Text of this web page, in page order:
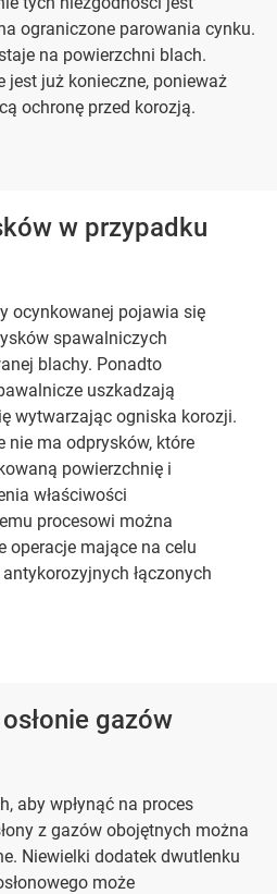
ograniczone parowania cynku.
na powierzchni blach.
jest już konieczne, ponieważ
ochronę przed korozją.
w przypadku
ocynkowanej pojawia się
spawalniczych
blachy. Ponadto
uszkadzają
wytwarzając ogniska korozji.
nie ma odprysków, które
powierzchnię i
właściwości
procesowi można
operacje mające na celu
łączonych
gazów
aby wpłynąć na proces
z gazów obojętnych można
Niewielki dodatek dwutlenku
może